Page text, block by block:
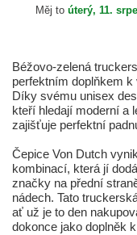
Měj to úterý, 11.
Béžovo-zelená
perfektním doplňkem
Díky svému unisex
kteří hledají moderní a
zajišťuje perfektní
Čepice Von Dutch
kombinací, která jí
značky na přední
nádech. Tato
ať už je to den
dokonce jako doplněk